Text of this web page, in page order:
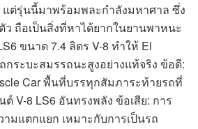
แต่รุ่นนี้มาพร้อมพละกำลังมหาศาล ซึ่ง
ว ถือเป็นสิ่งที่หาได้ยากในยานพาหนะ
ขนาด 7.4 ลิตร V-8 ทำให้ El
กระบะสมรรถนะสูงอย่างแท้จริง ข้อดี:
Car พื้นที่บรรทุกสัมภาระท้ายรถที่
ต์ V-8 LS6 อันทรงพลัง ข้อเสีย: การ
มแตกแยก เหมาะกับการเป็นรถ